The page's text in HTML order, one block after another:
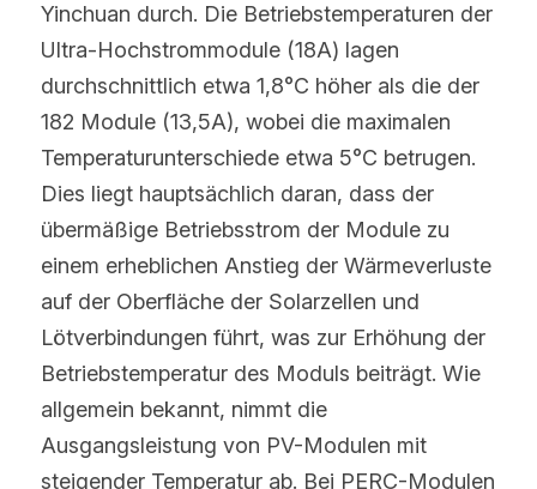
Yinchuan durch. Die Betriebstemperaturen der
Ultra-Hochstrommodule (18A) lagen
durchschnittlich etwa 1,8°C höher als die der
182 Module (13,5A), wobei die maximalen
Temperaturunterschiede etwa 5°C betrugen.
Dies liegt hauptsächlich daran, dass der
übermäßige Betriebsstrom der Module zu
einem erheblichen Anstieg der Wärmeverluste
auf der Oberfläche der Solarzellen und
Lötverbindungen führt, was zur Erhöhung der
Betriebstemperatur des Moduls beiträgt. Wie
allgemein bekannt, nimmt die
Ausgangsleistung von PV-Modulen mit
steigender Temperatur ab. Bei PERC-Modulen